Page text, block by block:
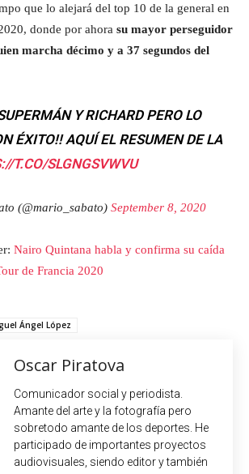
que lo alejará del top 10 de la general en
donde por ahora su mayor perseguidor
marcha décimo y a 37 segundos del
Y RICHARD PERO LO
ÉXITO!! AQUÍ EL RESUMEN DE LA
T.CO/SLGNGSVWVU
(@mario_sabato) September 8, 2020
Nairo Quintana habla y confirma su caída
de Francia 2020
Ángel López
Oscar Piratova
Comunicador social y periodista.
Amante del arte y la fotografía pero
sobretodo amante de los deportes. He
participado de importantes proyectos
audiovisuales, siendo editor y también